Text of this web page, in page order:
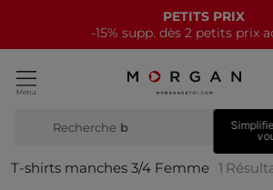
PETITS PRIX
-15% supp. dès 2 petits prix
Recherche bot
T-shirts manches 3/4 Femme 1